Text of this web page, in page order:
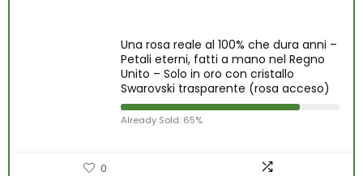
Una rosa reale al 100% che dura anni –
Petali eterni, fatti a mano nel Regno
Unito – Solo in oro con cristallo
Swarovski trasparente (rosa acceso)
Already Sold: 65%
0